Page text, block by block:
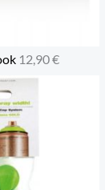
12,90€